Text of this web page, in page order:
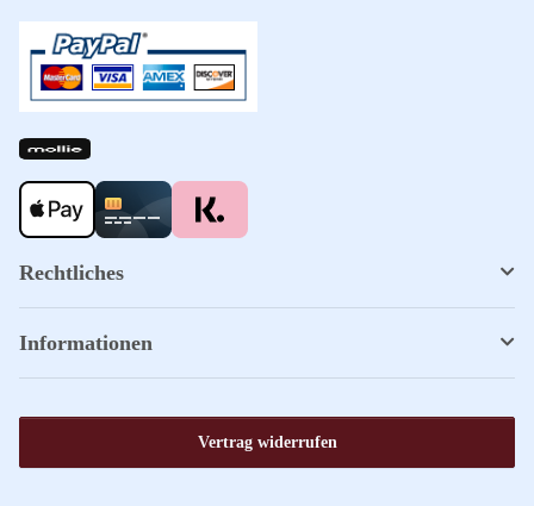
Rechtliches
Informationen
Vertrag widerrufen